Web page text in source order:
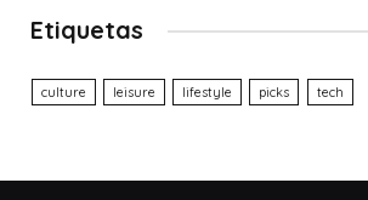
Etiquetas
culture leisure lifestyle picks tech